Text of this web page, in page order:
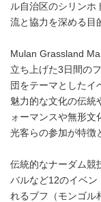
ル自治区のシリンホ
流と協力を深める目
Mulan Grassland
立ち上げた3日間の
団をテーマとしたイ
魅力的な文化の伝統
ォーマンスや無形文
光客らの参加が特徴
伝統的なナーダム競
バルなど12のイベン
れるブフ（モンゴル